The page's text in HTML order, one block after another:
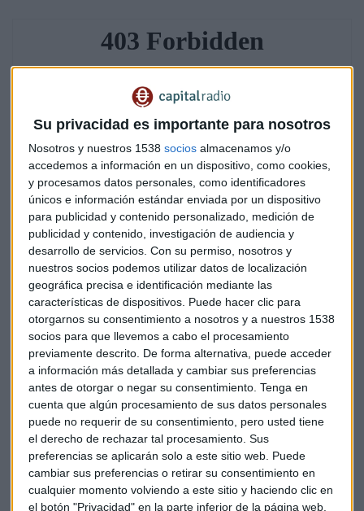
Su privacidad es importante para nosotros
Nosotros y nuestros 1538 socios almacenamos y/o
accedemos a información en un dispositivo, como cookies,
y procesamos datos personales, como identificadores
únicos e información estándar enviada por un dispositivo
para publicidad y contenido personalizado, medición de
publicidad y contenido, investigación de audiencia y
desarrollo de servicios. Con su permiso, nosotros y
nuestros socios podemos utilizar datos de localización
geográfica precisa e identificación mediante las
características de dispositivos. Puede hacer clic para
otorgarnos su consentimiento a nosotros y a nuestros 1538
socios para que llevemos a cabo el procesamiento
previamente descrito. De forma alternativa, puede acceder
a información más detallada y cambiar sus preferencias
antes de otorgar o negar su consentimiento. Tenga en
cuenta que algún procesamiento de sus datos personales
puede no requerir de su consentimiento, pero usted tiene
el derecho de rechazar tal procesamiento. Sus
preferencias se aplicarán solo a este sitio web. Puede
cambiar sus preferencias o retirar su consentimiento en
cualquier momento volviendo a este sitio y haciendo clic en
el botón "Privacidad" en la parte inferior de la página web.
"Si no apareces en ningúnranking, tienes un problema,
porque se hace mucho más difícil negociar las
comisionesde financiación", asegura el subdirector del
servicio de estudios de BME.
Encontramos ejemplos de esosrankings en EEUU, con su
lista de las empresas más admiradas o en España, con su
monitor de reputación corporativa. "Esas listas ordenan a
las compañías en función de los valores que se les asignan a
cada una de las cualidades que se han puesto en foco",